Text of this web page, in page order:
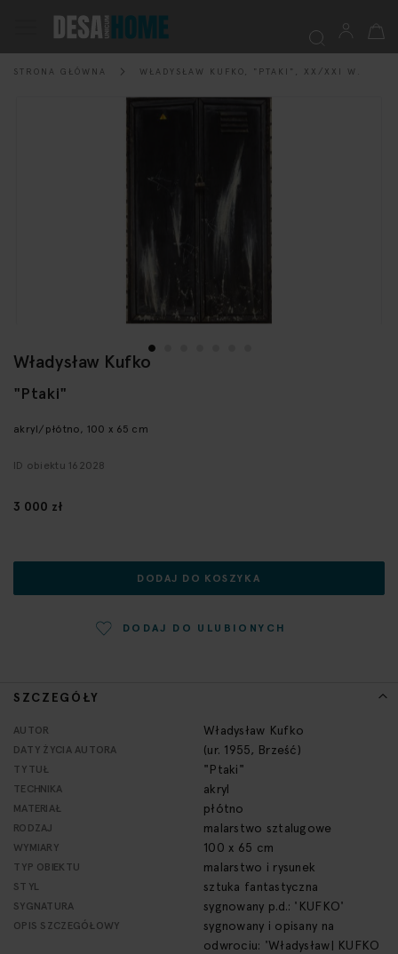
Mój
STRONA GŁÓWNA WŁADYSŁAW KUFKO, "PTAKI", XX/XXI W.
Przejdź
galerii
SZCZEGÓŁY
Więcej
informacji
AUTOR Władysław Kufko
DATY ŻYCIA AUTORA (ur. 1955, Brześć)
TYTUŁ "Ptaki"
TECHNIKA akryl
MATERIAŁ płótno
RODZAJ malarstwo sztalugowe
WYMIARY 100 x 65 cm
TYP OBIEKTU malarstwo i rysunek
STYL sztuka fantastyczna
SYGNATURA sygnowany p.d.: 'KUFKO'
OPIS SZCZEGÓŁOWY
sygnowany i opisany na
odwrociu: 'Władysław| KUFKO
Władysław Kufko
akryl/płótno, 100 x 65 cm
"Ptaki"
ID obiektu 162028
3 000 zł
DODAJ DO KOSZYKA
DODAJ DO ULUBIONYCH